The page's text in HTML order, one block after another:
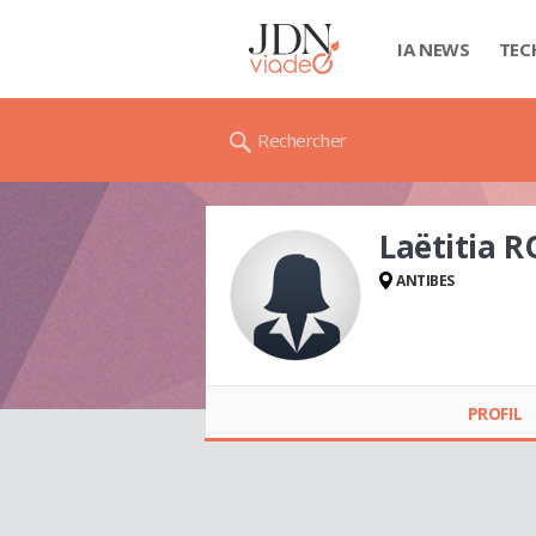
IA NEWS
Rechercher
Laëtitia
ANTIBES
PROFIL